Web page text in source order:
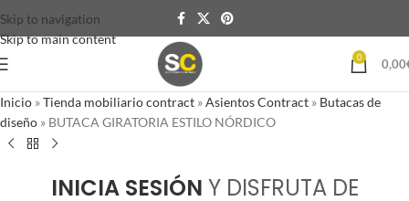
Skip to navigation
Skip to main content
0 0,00
Inicio »Tienda mobiliario contract »Asientos Contract » Butacas de
diseño » BUTACA GIRATORIA ESTILO NÓRDICO
INICIA SESIÓN Y DISFRUTA DE